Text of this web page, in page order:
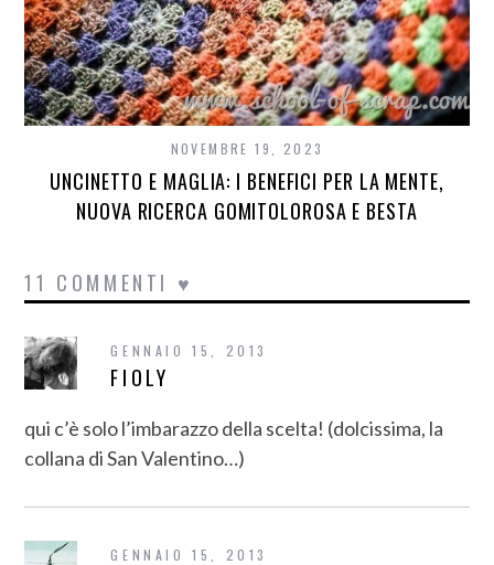
NOVEMBRE 19, 2023
UNCINETTO E MAGLIA: I BENEFICI PER LA MENTE,
NUOVA RICERCA GOMITOLOROSA E BESTA
11 COMMENTI ♥
GENNAIO 15, 2013
FIOLY
qui c’è solo l’imbarazzo della scelta! (dolcissima, la
collana di San Valentino…)
GENNAIO 15, 2013